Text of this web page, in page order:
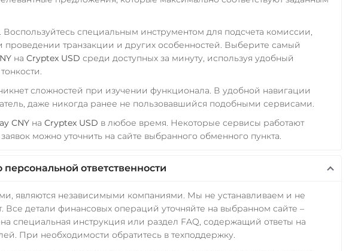
Воспользуйтесь специальным инструментом для подсчета комиссии,
проведении транзакции и других особенностей. Выберите самый
на Cryptex USD среди доступных за минуту, используя удобный
сложностей при изучении функционала. В удобной навигации
даже никогда ранее не пользовавшийся подобными сервисами.
CNYна Cryptex USD в любое время. Некоторые сервисы работают
можно уточнить на сайте выбранного обменного пункта.
ответственности
являются независимыми компаниями. Мы не устанавливаем и не
Все детали финансовых операций уточняйте на выбранном сайте –
специальная инструкция или раздел FAQ, содержащий ответы на
При необходимости обратитесь в техподдержку.